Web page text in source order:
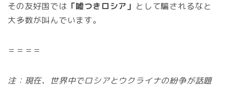
その友好国では 「嘘つきロシア」 として騙されるなと
大多数が叫んでいます。
＝＝＝＝
注：現在、世界中でロシアとウクライナの紛争が話題